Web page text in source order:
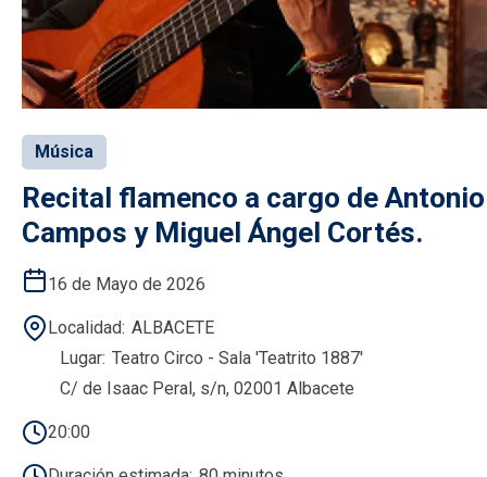
Música
Recital flamenco a cargo de Antonio
Campos y Miguel Ángel Cortés.
16 de Mayo de 2026
Localidad ALBACETE
Lugar Teatro Circo - Sala 'Teatrito 1887'
C/ de Isaac Peral, s/n, 02001 Albacete
20:00